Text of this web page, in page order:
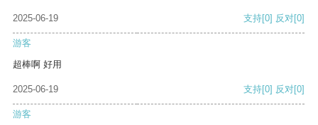
2025-06-19 支持[0] 反对[0]
游客
超棒啊 好用
2025-06-19 支持[0] 反对[0]
游客